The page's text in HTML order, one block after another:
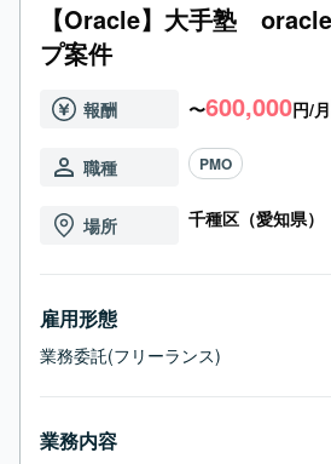
【Oracle】大手塾
プ案件
報酬 〜600,000円/月
職種 PMO
場所 千種区（愛知県）
雇用形態
業務委託(フリーランス)
業務内容